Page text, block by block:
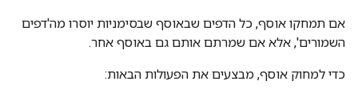
אם תמחקו אוסף, כל הדפים שבאוסף שבסימניות יוסרו מה'דפים
השמורים', אלא אם שמרתם אותם גם באוסף אחר.
כדי למחוק אוסף, מבצעים את הפעולות הבאות: